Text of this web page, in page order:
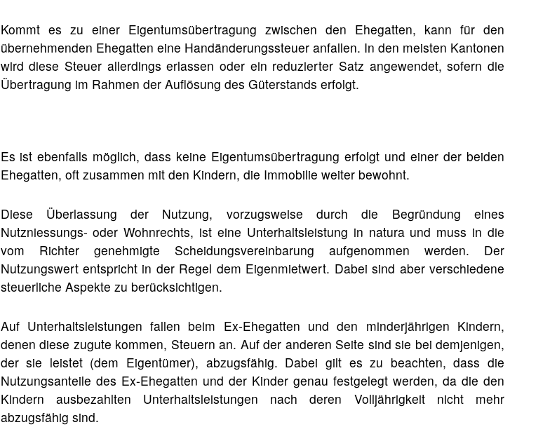
Kommt es zu einer Eigentumsübertragung zwischen den Ehegatten, kann für den
übernehmenden Ehegatten eine Handänderungssteuer anfallen. In den meisten Kantonen
wird diese Steuer allerdings erlassen oder ein reduzierter Satz angewendet, sofern die
Übertragung im Rahmen der Auflösung des Güterstands erfolgt.
Es ist ebenfalls möglich, dass keine Eigentumsübertragung erfolgt und einer der beiden
Ehegatten, oft zusammen mit den Kindern, die Immobilie weiter bewohnt.
Diese Überlassung der Nutzung, vorzugsweise durch die Begründung eines
Nutzniessungs- oder Wohnrechts, ist eine Unterhaltsleistung in natura und muss in die
vom Richter genehmigte Scheidungsvereinbarung aufgenommen werden. Der
Nutzungswert entspricht in der Regel dem Eigenmietwert. Dabei sind aber verschiedene
steuerliche Aspekte zu berücksichtigen.
Auf Unterhaltsleistungen fallen beim Ex-Ehegatten und den minderjährigen Kindern,
denen diese zugute kommen, Steuern an. Auf der anderen Seite sind sie bei demjenigen,
der sie leistet (dem Eigentümer), abzugsfähig. Dabei gilt es zu beachten, dass die
Nutzungsanteile des Ex-Ehegatten und der Kinder genau festgelegt werden, da die den
Kindern ausbezahlten Unterhaltsleistungen nach deren Volljährigkeit nicht mehr
abzugsfähig sind.